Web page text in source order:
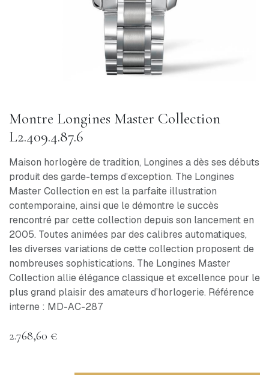
Montre Longines Master Collection
L2.409.4.87.6
Maison horlogère de tradition, Longines a dès ses débuts
produit des garde-temps d’exception. The Longines
Master Collection en est la parfaite illustration
contemporaine, ainsi que le démontre le succès
rencontré par cette collection depuis son lancement en
2005. Toutes animées par des calibres automatiques,
les diverses variations de cette collection proposent de
nombreuses sophistications. The Longines Master
Collection allie élégance classique et excellence pour le
plus grand plaisir des amateurs d’horlogerie. Référence
interne : MD-AC-287
2.768,60 €